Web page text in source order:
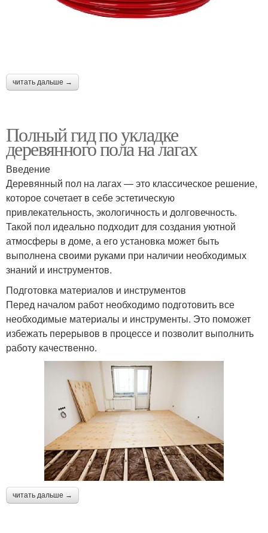
читать дальше →
Полный гид по укладке
деревянного пола на лагах
Введение
Деревянный пол на лагах — это классическое решение,
которое сочетает в себе эстетическую
привлекательность, экологичность и долговечность.
Такой пол идеально подходит для создания уютной
атмосферы в доме, а его установка может быть
выполнена своими руками при наличии необходимых
знаний и инструментов.
Подготовка материалов и инструментов
Перед началом работ необходимо подготовить все
необходимые материалы и инструменты. Это поможет
избежать перерывов в процессе и позволит выполнить
работу качественно.
читать дальше →